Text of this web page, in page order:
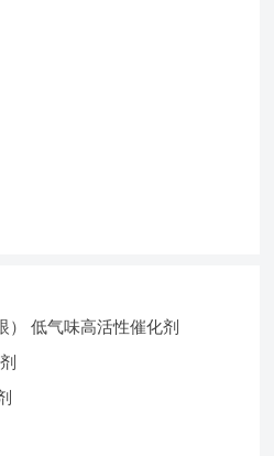
） 低气味高活性催化剂